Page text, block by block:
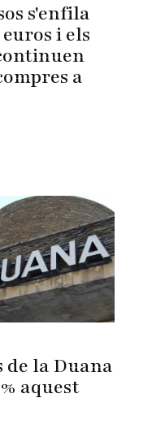
s'enfila
i els
a
de la Duana
aquest